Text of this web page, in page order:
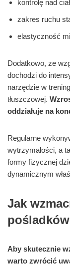
kontrolę nad
zakres ruchu
elastyczność
Dodatkowo, ze
dochodzi do
narzędzie w
tłuszczowej.
oddziałuje na
Regularne
wytrzymałości, a
formy fizycznej
dynamicznym
Jak
Aby skutecznie
warto zwrócić